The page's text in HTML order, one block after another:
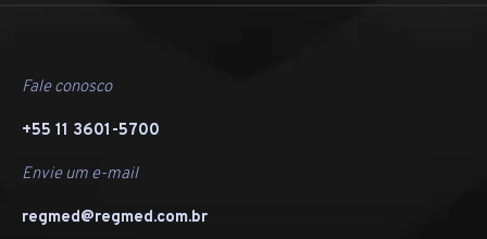
Fale conosco
+55 11 3601-5700
Envie um e-mail
regmed@regmed.com.br